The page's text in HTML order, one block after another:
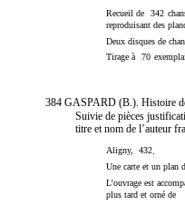
Recueil de 342
reproduisant des
Deux disques de
Tirage à
70
384 GASPARD (B.). Histoire
Suivie de pièces
titre et nom de l’auteur
Aligny, 432
Une carte et un plan
L’ouvrage est
plus tard et orné de